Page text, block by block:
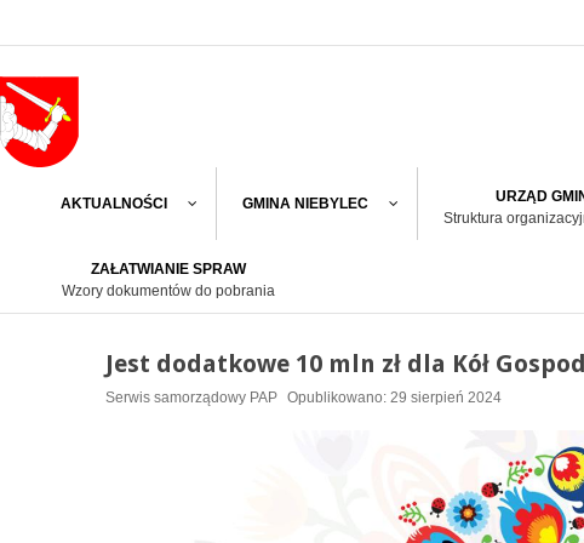
AKTUALNOŚCI GMINA NIEBYLEC
URZĄD
Struktura
ZAŁATWIANIE SPRAW
Wzory dokumentów do pobrania
Jest dodatkowe 10 mln zł dla Kół
Serwis samorządowy PAP Opublikowano: 29 sierpień 2024